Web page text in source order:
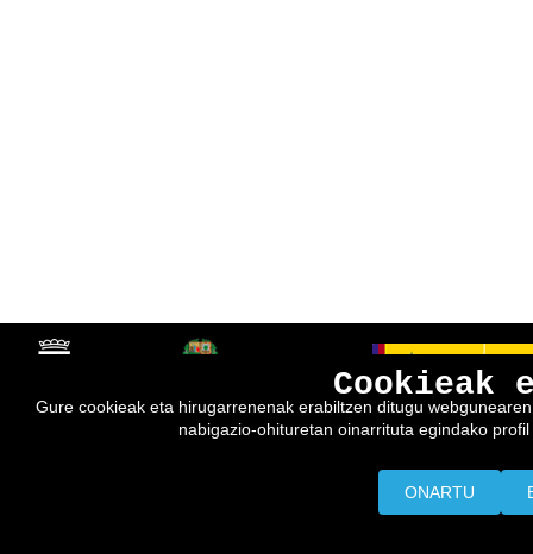
Cookieak
Gure cookieak eta hirugarrenenak erabiltzen ditugu
nabigazio-ohituretan oinarrituta egindako
ONARTU